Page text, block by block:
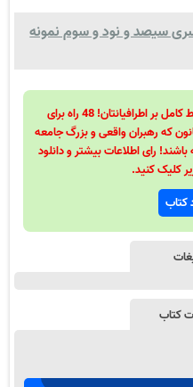
سری سیصد و نود و سوم نمونه
48 قانون قدرت! 48 فرمول برای تسلط کامل بر اطرافیانتان! 48 راه برای
گروه، جمع و زیر دستانتان! 48 قانون که رهبران واقعی و بزرگ جامعه
رای اطلاعات بیشتر و دانلود
کلیک کنید.
کتاب
کتاب